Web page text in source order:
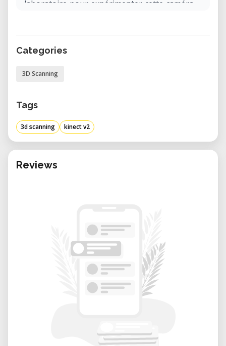
laboratoire pour expérimenter cette caméra
Qu'est-ce que le Kinect V2 3D
Scanner ?
mouvement qui fonctionne comme une
caméra de profondeur et RGB dans un
package compact. Il utilise la technologie de
vol de temps infrarouge (IR) pour capturer
des données de profondeur en haute
électrique nécessaires) et est compatible
avec le SDK Kinect 2.0. Bien qu'il ait été
initialement conçu pour les jeux, le Kinect V2
est reconnu comme une solution de scan 3D
à faible coût pour l'analyse de mouvement,
Applications et cas d'utilisation
Categories
3D Scanning
Tags
3d scanning kinect v2
Reviews